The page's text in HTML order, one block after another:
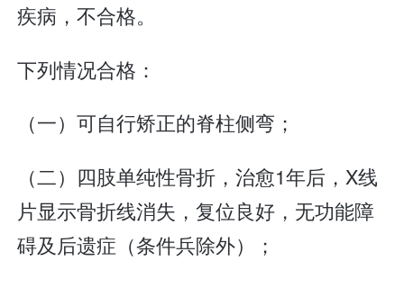
疾病，不合格。
下列情况合格：
（一）可自行矫正的脊柱侧弯；
（二）四肢单纯性骨折，治愈1年后，X线
片显示骨折线消失，复位良好，无功能障
碍及后遗症（条件兵除外）；